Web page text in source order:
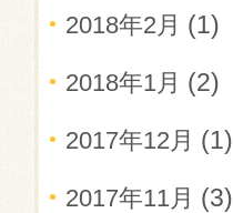
2018年2月 (1)
2018年1月 (2)
2017年12月 (1)
2017年11月 (3)